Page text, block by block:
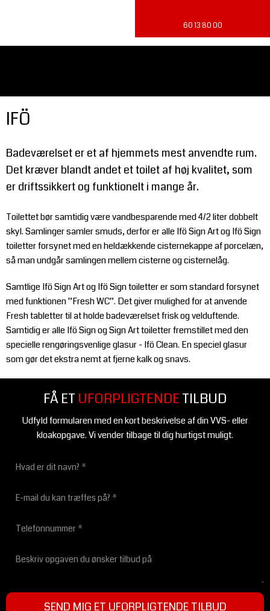
​60 13 80 00
IFÖ
Badeværelset er et af hjemmets mest anvendte rum.
Det kræver blandt andet et toilet af høj kvalitet, som
er driftssikkert og funktionelt i mange år.
Toilettet bør samtidig være vandbesparende med 4/2 liter dobbelt
skyl. Samlinger samler smuds, derfor er alle Ifö Sign Art og Ifö Sign
toiletter forsynet med en heldækkende cisternekappe af porcelæn,
så man undgår samlingen mellem cisterne og cisternelåg.
Samtlige Ifö Sign Art og Ifö Sign toiletter er som standard forsynet
med funktionen ”Fresh WC”. Det giver mulighed for at anvende
Fresh tabletter til at holde badeværelset frisk og velduftende.
Samtidig er alle Ifö Sign og Sign Art toiletter fremstillet med den
specielle rengøringsvenlige glasur - Ifö Clean. En speciel glasur
som gør det ekstra nemt at fjerne kalk og snavs.
FÅ ET UFORPLIGTENDETILBUD
Udfyld formularen med en kort beskrivelse af din VVS- eller
kloakopgave. Vi vender tilbage til dig hurtigst muligt.​